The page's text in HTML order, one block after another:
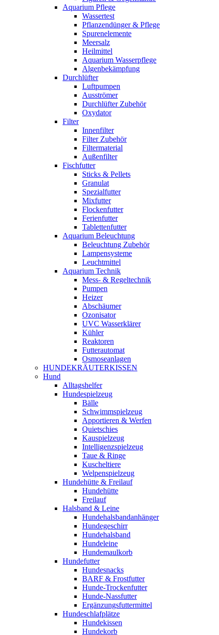
Aquarium Pflege
Wassertest
Pflanzendünger & Pflege
Spurenelemente
Meersalz
Heilmittel
Aquarium Wasserpflege
Algenbekämpfung
Durchlüfter
Luftpumpen
Ausströmer
Durchlüfter Zubehör
Oxydator
Filter
Innenfilter
Filter Zubehör
Filtermaterial
Außenfilter
Fischfutter
Sticks & Pellets
Granulat
Spezialfutter
Mixfutter
Flockenfutter
Ferienfutter
Tablettenfutter
Aquarium Beleuchtung
Beleuchtung Zubehör
Lampensysteme
Leuchtmittel
Aquarium Technik
Mess- & Regeltechnik
Pumpen
Heizer
Abschäumer
Ozonisator
UVC Wasserklärer
Kühler
Reaktoren
Futterautomat
Osmoseanlagen
HUNDEKRÄUTERKISSEN
Hund
Alltagshelfer
Hundespielzeug
Bälle
Schwimmspielzeug
Apportieren & Werfen
Quietschies
Kauspielzeug
Intelligenzspielzeug
Taue & Ringe
Kuscheltiere
Welpenspielzeug
Hundehütte & Freilauf
Hundehütte
Freilauf
Halsband & Leine
Hundehalsbandanhänger
Hundegeschirr
Hundehalsband
Hundeleine
Hundemaulkorb
Hundefutter
Hundesnacks
BARF & Frostfutter
Hunde-Trockenfutter
Hunde-Nassfutter
Ergänzungsfuttermittel
Hundeschlafplätze
Hundekissen
Hundekorb